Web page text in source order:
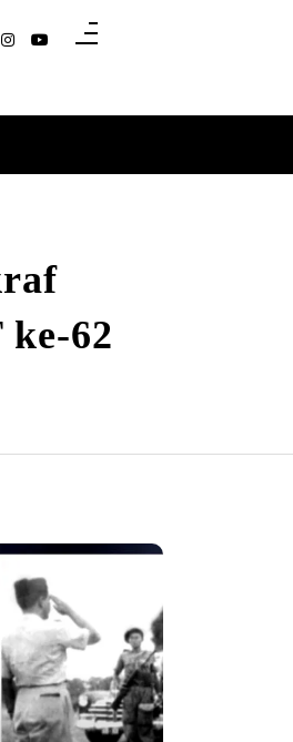
62